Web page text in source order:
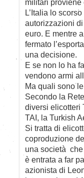
militari proviene
L’Italia lo
autorizzazioni
euro. E mentre
fermato
una decisione.
E se non lo ha
vendono armi
Ma quali sono
Secondo la
diversi elicotteri
TAI, la Turkish
Si tratta di
coproduzione
una società
è entrata a far
azionista di